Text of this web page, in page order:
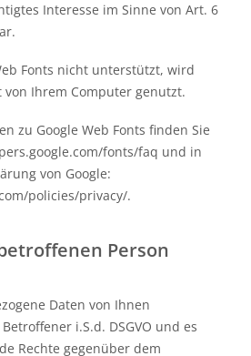
Interesse im Sinne von Art. 6
Fonts nicht unterstützt, wird
Ihrem Computer genutzt.
zu Google Web Fonts finden Sie
fonts/faq und in
von Google:
policies/privacy/.
Person
Daten von Ihnen
i.S.d. DSGVO und es
Rechte gegenüber dem